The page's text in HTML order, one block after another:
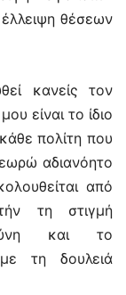
θέσεων
κανείς τον
είναι το ίδιο
πολίτη που
αδιανόητο
από
τη στιγμή
και το
τη δουλειά